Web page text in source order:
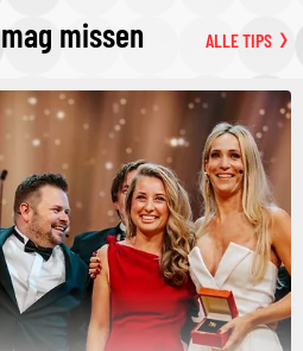
missen ALLE TIPS